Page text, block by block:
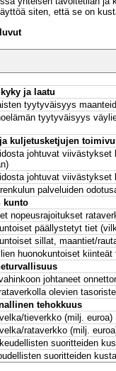
siten, että se on
ja laatu
tyytyväisyys
tyytyväisyys
ja kuljetusketjujen
johtuvat
johtuvat
palveluiden
kunto
nopeusrajoitukset
päällystetyt tiet
sillat, maantiet/
huonokuntoiset
johtaneet
olevien
tehokkuus
tieverkko (milj. euroa)
rataverkko (milj.
suoritteiden
suoritteiden